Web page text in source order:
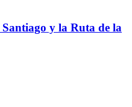
y la Ruta de la